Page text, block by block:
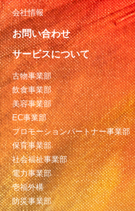
会社情報
お問い合わせ
サービスについて
古物事業部
飲食事業部
美容事業部
EC事業部
プロモーションパートナー事業部
保育事業部
社会福祉事業部
電力事業部
壱福外構
防災事業部